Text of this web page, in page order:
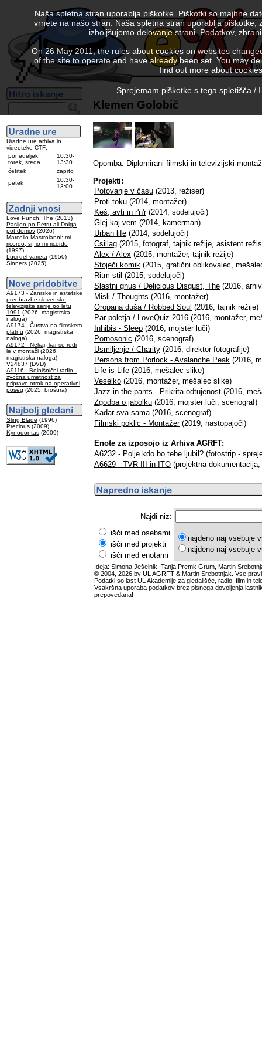
Uradne ure arhiva in
videoteke CTF:
ponedeljek,
torek, sreda
10:30-
13:30
četrtek
zaprto
petek
10:30-
13:00
Love Punch, The (2013)
Pasijon po Petru ali Dolga
pot domov (2026)
Marcello Mastroianni: mi
ricordo, si, io mi ricordo
(1997)
Luci del varieta (1950)
Sinners (2025)
A9173 - Žanrske in estetske
preobrazbe slovenske
televizijske serije po letu
1991 (2026, magistrska
naloga)
A9174 - Čustva na filmskem
platnu (2026, magistrska
naloga)
A9172 - Nekaj, kar se rodi
le v montaži (2026,
magistrska naloga)
V24837 (DVD)
A9116 - Bolnišnični radio -
zvočna umetnost za
pripravo otrok na operativni
poseg (2025, brošura)
Sling Blade (1996)
Precious (2009)
Kynodontas (2009)
Klemen Golobič
Opomba: Diplomirani filmski in televizijski
Projekti:
Potovanje v času (2013, režiser)
Proti toku (2014, montažer)
Keš, avti in r'n'r(2014, sodelujoči)
Glej kaj vem (2014, kamerman)
Urban life (2014, sodelujoči)
Csillag (2015, fotograf, tajnik režije, asistent
Alex / Alex (2015, montažer, tajnik režije)
Stoječi komik (2015, grafični oblikovalec,
Ritm stil (2015, sodelujoči)
Slastni gnus / Delicious Disgust, The (2016,
Misli / Thoughts (2016, montažer)
Oropana duša / Robbed Soul (2016, tajnik režije)
Par poletja / LoveQuiz 2016 (2016, montažer,
Inhibis - Sleep (2016, mojster luči)
Pornosonic (2016, scenograf)
Usmiljenje / Charity (2016, direktor fotografije)
Persons from Porlock - Avalanche Peak (2016,
Life is Life (2016, mešalec slike)
Veselko (2016, montažer, mešalec slike)
Jazz in the pants - Prikrita odtujenost (2016,
Zgodba o jabolku (2016, mojster luči, scenograf)
Kadar sva sama(2016, scenograf)
Filmski poklic - Montažer(2019, nastopajoči)
Enote za izposojo iz Arhiva AGRFT:
A6232 - Polje kdo bo tebe ljubil? (fotostrip -
A6629 - TVR III in ITO (projektna
Najdi niz:
išči med osebami
išči med projekti
išči med enotami
najdeno naj vsebuje
najdeno naj vsebuje
Ideja: Simona Ješelnik, Tanja Premk Grum, Martin
© 2004, 2026 by UL AGRFT & Martin Srebotnjak. Vse
Podatki so last UL Akademije za gledališče, radio, film in
Vsakršna uporaba podatkov brez pisnega dovoljenja
prepovedana!
Naša spletna stran uporablja piškotke. Piškotki so majhne
vrnete na našo stran. Naša spletna stran uporablja
izboljšujemo delovanje strani. Podatkov,
On 26 May 2011, the rules about cookies on websites
of the site to operate and have already been set. You may
find out more about
Sprejemam piškotke s tega spletišča /